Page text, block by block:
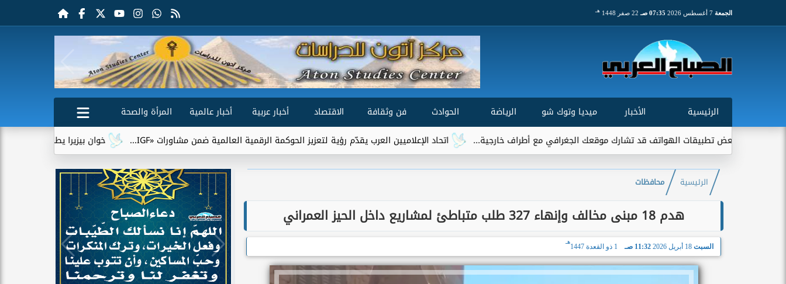
الجمعة 07:35 صـ 22 صفر 1448 هـ
الرئيسية الأخبار ميديا وتوك شو الرياضة الحوادث فن وثقافة الاقتصاد أخبار عربية أخبار عالمية
المرأة والصحة
خوان بيزيرا يطلب الرحيل عن الزمالك.. وشباب
اتحاد الإعلاميين العرب يقدّم رؤية لتعزيز الحوكمة الرقمية العالمية ضمن مشاورات «IGF... الهواتف قد تشارك موقعك الجغرافي مع أطراف خارجية...
الرئيسية محافظات
هدم 18 مبنى مخالف وإنهاء 327 طلب متباطئ لمشاريع داخل الحيز العمراني
السبت 18 أبريل 2026 11:32 صـ 1 ذو القعدة 1447
هـ